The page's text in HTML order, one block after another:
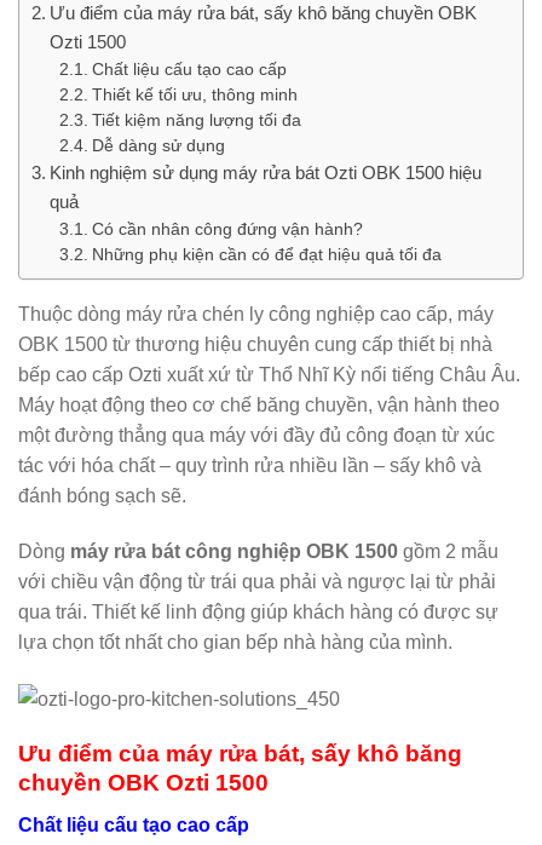
Ưu điểm của máy rửa bát, sấy khô băng chuyền OBK
Ozti 1500
Chất liệu cấu tạo cao cấp
Thiết kế tối ưu, thông minh
Tiết kiệm năng lượng tối đa
Dễ dàng sử dụng
Kinh nghiệm sử dụng máy rửa bát Ozti OBK 1500 hiệu
quả
Có cần nhân công đứng vận hành?
Những phụ kiện cần có để đạt hiệu quả tối đa
Thuộc dòng máy rửa chén ly công nghiệp cao cấp, máy
OBK 1500 từ thương hiệu chuyên cung cấp thiết bị nhà
bếp cao cấp Ozti xuất xứ từ Thổ Nhĩ Kỳ nổi tiếng Châu Âu.
Máy hoạt động theo cơ chế băng chuyền, vận hành theo
một đường thẳng qua máy với đầy đủ công đoạn từ xúc
tác với hóa chất – quy trình rửa nhiều lần – sấy khô và
đánh bóng sạch sẽ.
Dòng máy rửa bát công nghiệp OBK 1500 gồm 2 mẫu
với chiều vận động từ trái qua phải và ngược lại từ phải
qua trái. Thiết kế linh động giúp khách hàng có được sự
lựa chọn tốt nhất cho gian bếp nhà hàng của mình.
Ưu điểm của máy rửa bát, sấy khô băng
chuyền OBK Ozti 1500
Chất liệu cấu tạo cao cấp